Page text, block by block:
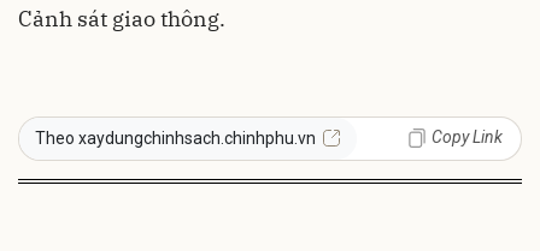
Cảnh sát giao thông.
Theo xaydungchinhsach.chinhphu.vn Copy Link